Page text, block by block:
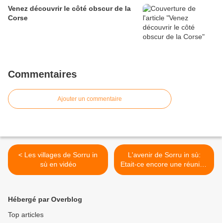
Venez découvrir le côté obscur de la
Corse
Commentaires
Ajouter un commentaire
< Les villages de Sorru in
sù en vidéo
L'avenir de Sorru in sù:
Etait-ce encore une réunion
pour rien? >
Hébergé par Overblog
Top articles